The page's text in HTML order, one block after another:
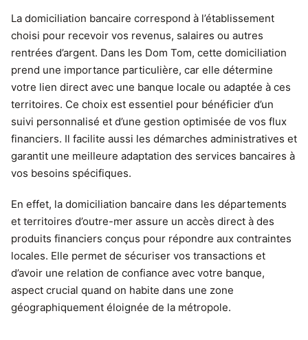
La domiciliation bancaire correspond à l’établissement
choisi pour recevoir vos revenus, salaires ou autres
rentrées d’argent. Dans les Dom Tom, cette domiciliation
prend une importance particulière, car elle détermine
votre lien direct avec une banque locale ou adaptée à ces
territoires. Ce choix est essentiel pour bénéficier d’un
suivi personnalisé et d’une gestion optimisée de vos flux
financiers. Il facilite aussi les démarches administratives et
garantit une meilleure adaptation des services bancaires à
vos besoins spécifiques.
En effet, la domiciliation bancaire dans les départements
et territoires d’outre-mer assure un accès direct à des
produits financiers conçus pour répondre aux contraintes
locales. Elle permet de sécuriser vos transactions et
d’avoir une relation de confiance avec votre banque,
aspect crucial quand on habite dans une zone
géographiquement éloignée de la métropole.